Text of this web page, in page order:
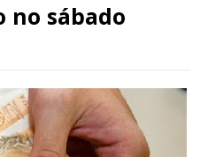
sábado